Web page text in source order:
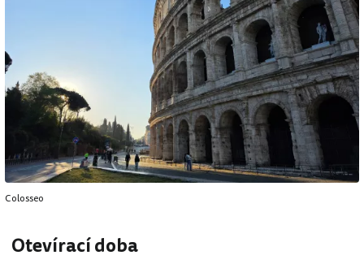
Colosseo
Otevírací doba